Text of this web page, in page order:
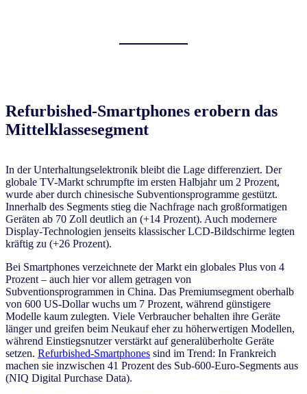
Refurbished-Smartphones erobern das
Mittelklassesegment
In der Unterhaltungselektronik bleibt die Lage differenziert. Der
globale TV-Markt schrumpfte im ersten Halbjahr um 2 Prozent,
wurde aber durch chinesische Subventionsprogramme gestützt.
Innerhalb des Segments stieg die Nachfrage nach großformatigen
Geräten ab 70 Zoll deutlich an (+14 Prozent). Auch modernere
Display-Technologien jenseits klassischer LCD-Bildschirme legten
kräftig zu (+26 Prozent).
Bei Smartphones verzeichnete der Markt ein globales Plus von 4
Prozent – auch hier vor allem getragen von
Subventionsprogrammen in China. Das Premiumsegment oberhalb
von 600 US-Dollar wuchs um 7 Prozent, während günstigere
Modelle kaum zulegten. Viele Verbraucher behalten ihre Geräte
länger und greifen beim Neukauf eher zu höherwertigen Modellen,
während Einstiegsnutzer verstärkt auf generalüberholte Geräte
setzen. Refurbished-Smartphones sind im Trend: In Frankreich
machen sie inzwischen 41 Prozent des Sub-600-Euro-Segments aus
(NIQ Digital Purchase Data).